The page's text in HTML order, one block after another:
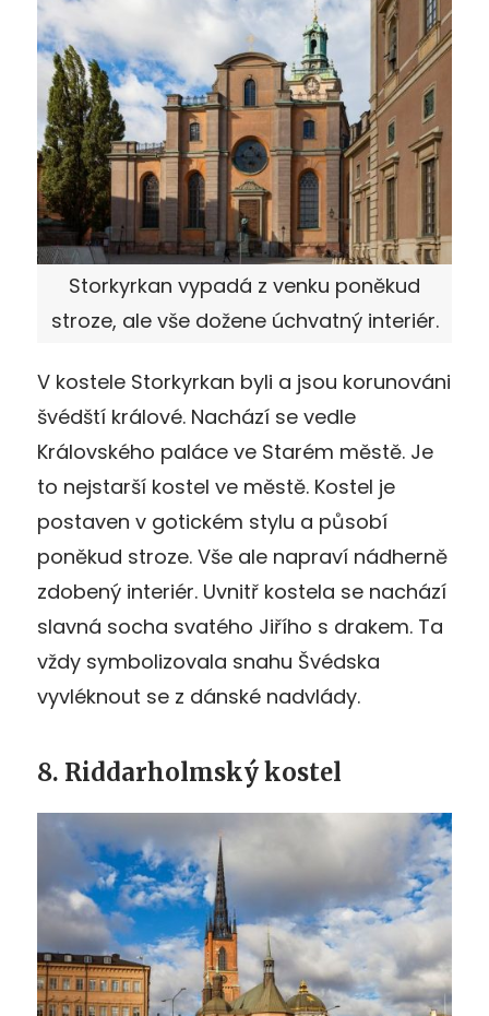
Storkyrkan vypadá z venku poněkud
stroze, ale vše dožene úchvatný interiér.
V kostele Storkyrkan byli a jsou korunováni
švédští králové. Nachází se vedle
Královského paláce ve Starém městě. Je
to nejstarší kostel ve městě. Kostel je
postaven v gotickém stylu a působí
poněkud stroze. Vše ale napraví nádherně
zdobený interiér. Uvnitř kostela se nachází
slavná socha svatého Jiřího s drakem. Ta
vždy symbolizovala snahu Švédska
vyvléknout se z dánské nadvlády.
8. Riddarholmský kostel